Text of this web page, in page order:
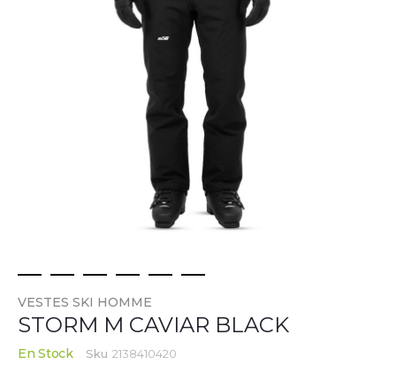
to
the
beginning
of
VESTES SKI HOMME
STORM M CAVIAR BLACK
En Stock Sku 2138410420